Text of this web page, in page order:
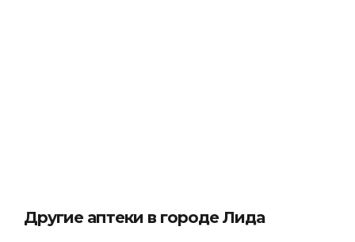
Другие аптеки в городе Лида